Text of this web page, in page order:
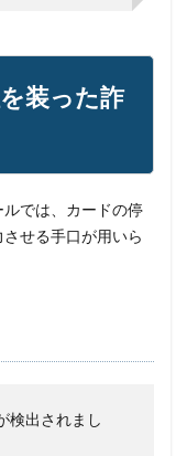
装った詐
では、カードの停
せる手口が用いら
検出されまし